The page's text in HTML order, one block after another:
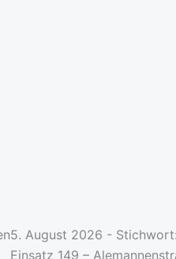
5. August 2026 -
Einsatz 149 –